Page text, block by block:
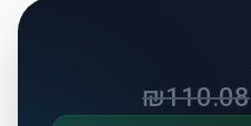
₪110.08